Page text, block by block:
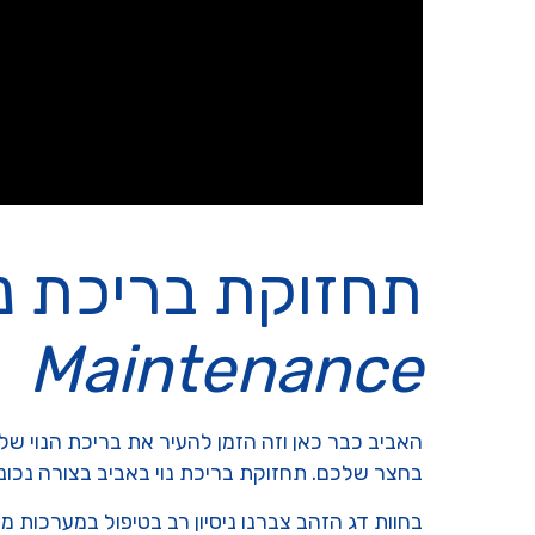
תחזוקת בריכת
Maintenance
האביב כבר כאן וזה הזמן להעיר את בריכת
בחצר שלכם. תחזוקת בריכת נוי באביב בצורה
בחוות דג הזהב צברנו ניסיון רב בטיפול